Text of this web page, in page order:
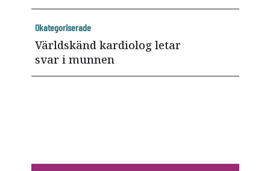
Världskänd kardiolog letar
svar i munnen
Okategoriserade